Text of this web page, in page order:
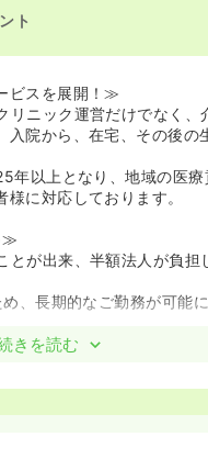
ト
ビスを展開！≫
ニック運営だけでなく、
院から、在宅、その後の
以上となり、地域の医
に対応しております。
が出来、半額法人が負
、長期的なご勤務が可能に
きを読む